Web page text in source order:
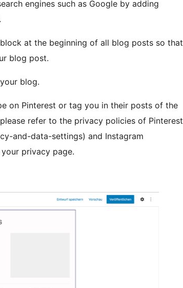
engines such as Google by adding
at the beginning of all blog posts so that
blog post.
blog.
on Pinterest or tag you in their posts of the
refer to the privacy policies of Pinterest
and-data-settings) and Instagram
privacy page.